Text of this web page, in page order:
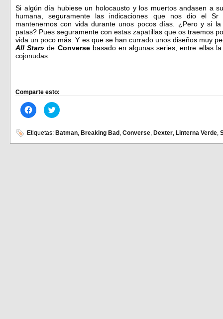
Si algún día hubiese un holocausto y los muertos andasen a
humana, seguramente las indicaciones que nos dio el
mantenernos con vida durante unos pocos días. ¿Pero y si
patas? Pues seguramente con estas zapatillas que os traemos
vida un poco más. Y es que se han currado unos diseños muy
All Star» de Conversebasado en algunas series, entre ellas
cojonudas.
Comparte esto:
Haz
clic
en
Facebook
(Se
Haz
clic
en
(Se
Etiquetas: Batman, Breaking Bad , Converse, Dexter, Linterna Verde,